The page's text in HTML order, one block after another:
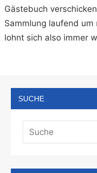
Gästebuch
Sammlung laufend um
lohnt sich also immer
SUCHE